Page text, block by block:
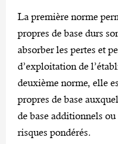
La première norme
propres de base durs
absorber les pertes et
d’exploitation de
deuxième norme, elle
propres de base
de base additionnels
risques pondérés.